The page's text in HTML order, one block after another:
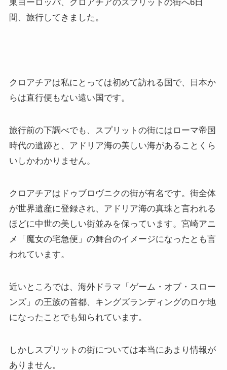
東ヨーロッパ、クロアチアのスプリットの街へ6日
間、旅行してきました。
クロアチアは私にとっては初めて訪れる国で、日本か
らは直行便もない遠い国です。
旅行前の下調べでも、スプリットの街にはローマ帝国
時代の遺跡と、アドリア海の美しい海があることくら
いしかわかりません。
クロアチアはドゥブロヴニクの街が有名です。街全体
が世界遺産に登録され、アドリア海の真珠と言われる
ほどに中世の美しい街並みを保っています。宮崎アニ
メ「魔女の宅急便」の舞台のイメージになったとも言
われています。
近いところでは、海外ドラマ「ゲーム・オブ・スロー
ンズ」の王族の首都、キングズランディングのロケ地
になったことでも知られています。
しかしスプリットの街については本当にあまり情報が
ありません。